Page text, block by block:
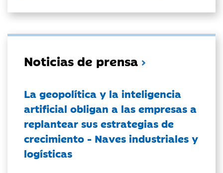
Noticias de prensa
La geopolítica y la inteligencia
artificial obligan a las empresas a
replantear sus estrategias de
crecimiento - Naves industriales y
logísticas